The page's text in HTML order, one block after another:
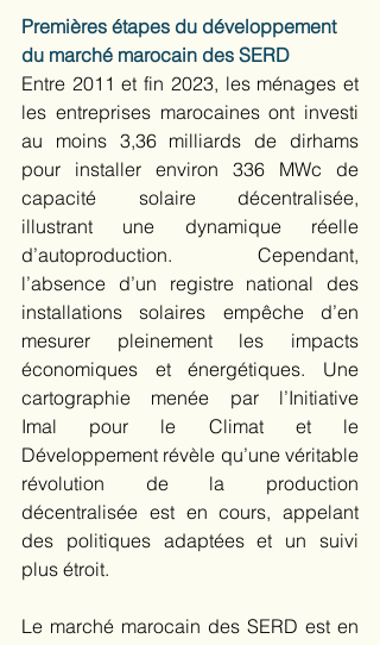
Premières étapes du développement
du marché marocain des SERD
Entre 2011 et fin 2023, les ménages et
les entreprises marocaines ont investi
au moins 3,36 milliards de dirhams
pour installer environ 336 MWc de
capacité solaire décentralisée,
illustrant une dynamique réelle
d’autoproduction. Cependant,
l’absence d’un registre national des
installations solaires empêche d’en
mesurer pleinement les impacts
économiques et énergétiques. Une
cartographie menée par l’Initiative
Imal pour le Climat et le
Développement révèle qu’une véritable
révolution de la production
décentralisée est en cours, appelant
des politiques adaptées et un suivi
plus étroit.
Le marché marocain des SERD est en